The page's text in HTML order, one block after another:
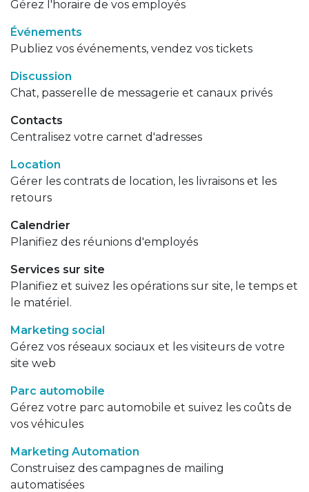
Gérez l'horaire de vos employés
Événements
Publiez vos événements, vendez vos tickets
Discussion
Chat, passerelle de messagerie et canaux privés
Contacts
Centralisez votre carnet d'adresses
Location
Gérer les contrats de location, les livraisons et les
retours
Calendrier
Planifiez des réunions d'employés
Services sur site
Planifiez et suivez les opérations sur site, le temps et
le matériel.
Marketing social
Gérez vos réseaux sociaux et les visiteurs de votre
site web
Parc automobile
Gérez votre parc automobile et suivez les coûts de
vos véhicules
Marketing Automation
Construisez des campagnes de mailing
automatisées